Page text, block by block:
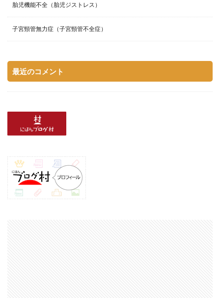
胎児機能不全（胎児ジストレス）
子宮頸管無力症（子宮頸管不全症）
最近のコメント